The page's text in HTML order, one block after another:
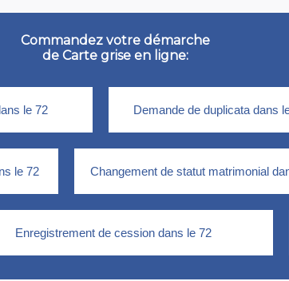
Commandez votre démarche
de Carte grise en ligne: